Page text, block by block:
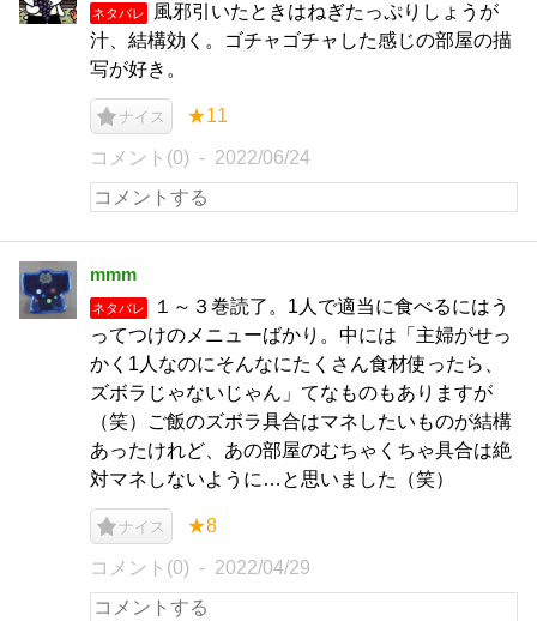
ネタバレ
風邪引いたときはねぎたっぷりしょうが
汁、結構効く。ゴチャゴチャした感じの部屋の描
写が好き。
ナイス ★11
コメント(0) 2022/06/24
mmm
ネタバレ
１～３巻読了。1人で適当に食べるにはう
ってつけのメニューばかり。中には「主婦がせっ
かく1人なのにそんなにたくさん食材使ったら、
ズボラじゃないじゃん」てなものもありますが
（笑）ご飯のズボラ具合はマネしたいものが結構
あったけれど、あの部屋のむちゃくちゃ具合は絶
対マネしないように…と思いました（笑）
ナイス ★8
コメント(0) 2022/04/29